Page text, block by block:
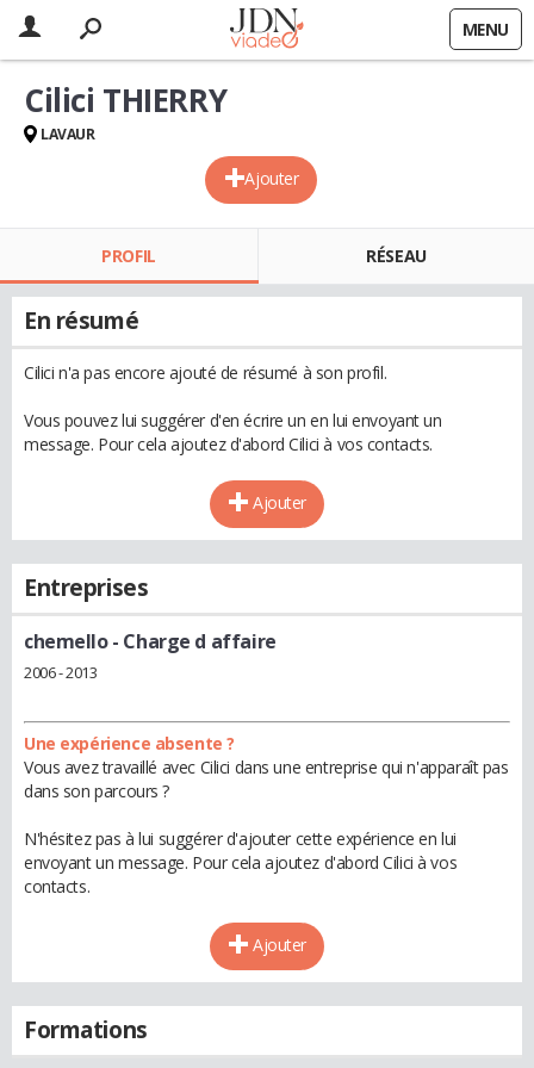
MENU
Ajouter
Cilici THIERRY
LAVAUR
PROFIL RÉSEAU
En résumé
Cilici n'a pas encore ajouté de résumé à son profil.
Vous pouvez lui suggérer d'en écrire un en lui envoyant un
message. Pour cela ajoutez d'abord Cilici à vos contacts.
Ajouter
Entreprises
chemello- Charge d affaire
2006 - 2013
Une expérience absente ?
Vous avez travaillé avec Cilici dans une entreprise qui n'apparaît pas
dans son parcours ?
N'hésitez pas à lui suggérer d'ajouter cette expérience en lui
envoyant un message. Pour cela ajoutez d'abord Cilici à vos
contacts.
Ajouter
Formations